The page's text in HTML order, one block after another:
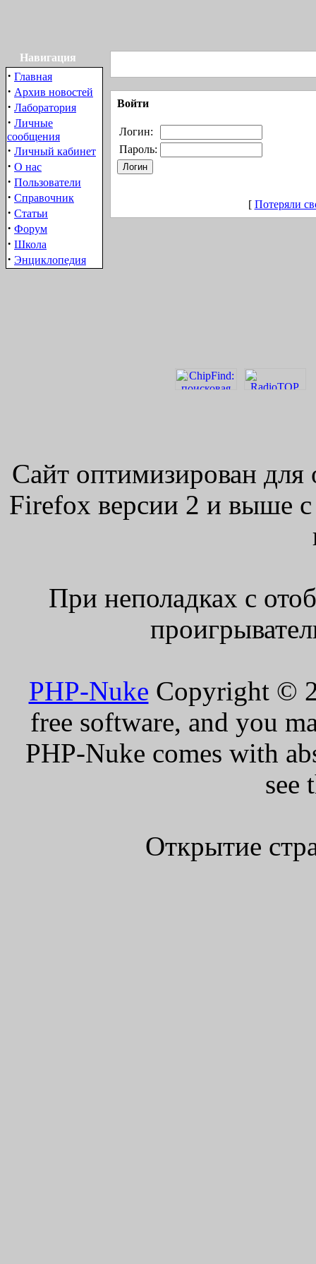
Навигация
· Главная
· Архив новостей
· Лаборатория
· Личные
сообщения
· Личный кабинет
· О нас
· Пользователи
· Справочник
· Статьи
· Форум
· Школа
· Энциклопедия
Войти
Логин:
Пароль:
[ Потеряли
Сайт оптимизирован для
Firefox версии 2 и выше
При неполадках с
PHP-Nuke Copyright ©
free software, and you
PHP-Nuke comes with
see
Открытие